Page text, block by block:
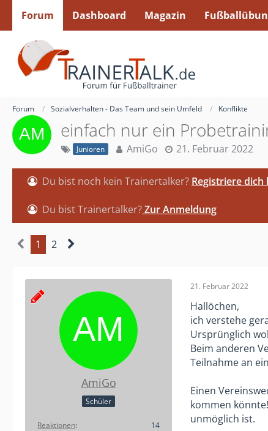
Forum Dashboard Magazin
Forum Sozialverhalten - Das Team und sein Umfeld Konflikte
einfach nur ein
Junioren AmiGo 21. Februar 2022
Du bist noch kein Trainertalker? Registriere dich
Du bist Trainertalker?Zur Anmeldung
1 2
AmiGo
Schüler
Reaktionen
14
21. Februar 2022
Hallöchen,
ich verstehe
Ursprünglich
Beim anderen
Teilnahme an
Einen
kommen
unmöglich ist.